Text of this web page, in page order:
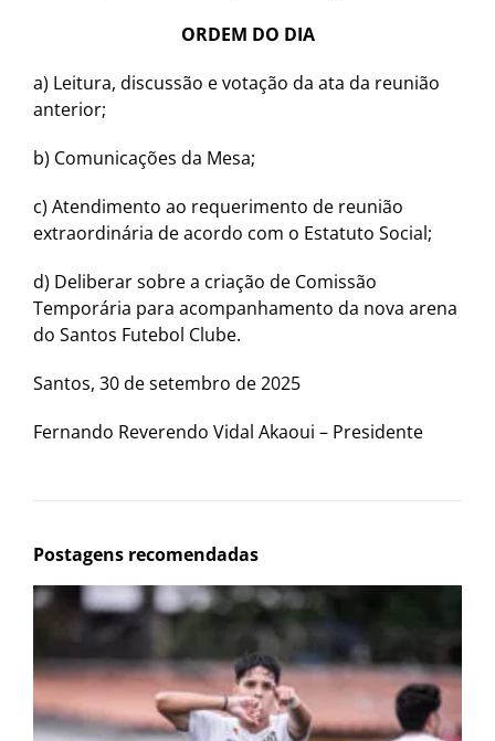
ORDEM DO DIA
a) Leitura, discussão e votação da ata da reunião
anterior;
b) Comunicações da Mesa;
c) Atendimento ao requerimento de reunião
extraordinária de acordo com o Estatuto Social;
d) Deliberar sobre a criação de Comissão
Temporária para acompanhamento da nova arena
do Santos Futebol Clube.
Santos, 30 de setembro de 2025
Fernando Reverendo Vidal Akaoui – Presidente
Postagens recomendadas